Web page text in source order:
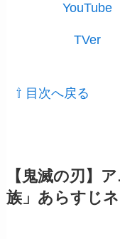
YouTube
TVer
⇧ 目次へ戻る
【鬼滅の刃】
族」あらすじ